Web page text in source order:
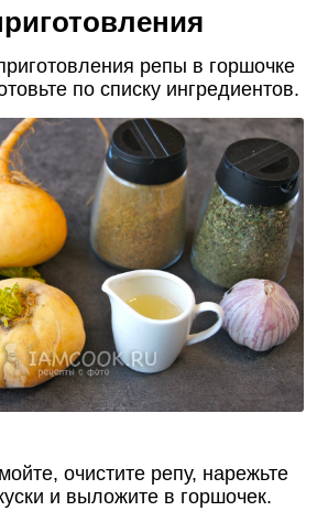
репы в горшочке
по списку ингредиентов.
очистите репу, нарежьте
и выложите в горшочек.